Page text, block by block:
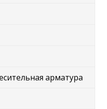
арматура